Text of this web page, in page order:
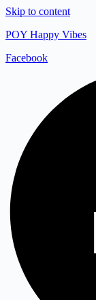
Skip to content
POY Happy Vibes
Facebook